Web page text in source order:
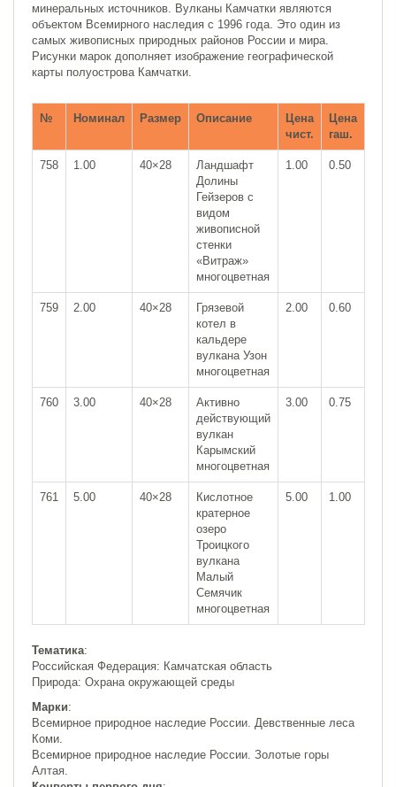
минеральных источников. Вулканы Камчатки являются
объектом Всемирного наследия с 1996 года. Это один из
самых живописных природных районов России и мира.
Рисунки марок дополняет изображение географической
карты полуострова Камчатки.
№ Номинал Размер Описание
Цена
чист.
Цена
гаш.
758 1.00 40×28
Ландшафт
Долины
Гейзеров с
видом
живописной
стенки
«Витраж»
многоцветная
1.00 0.50
759 2.00 40×28
Грязевой
котел в
кальдере
вулкана Узон
многоцветная
2.00 0.60
760 3.00 40×28
Активно
действующий
вулкан
Карымский
многоцветная
3.00 0.75
761 5.00 40×28
Кислотное
кратерное
озеро
Троицкого
вулкана
Малый
Семячик
многоцветная
5.00 1.00
Тематика:
Российская Федерация: Камчатская область
Природа: Охрана окружающей среды
Марки:
Всемирное природное наследие России. Девственные леса
Коми.
Всемирное природное наследие России. Золотые горы
Алтая.